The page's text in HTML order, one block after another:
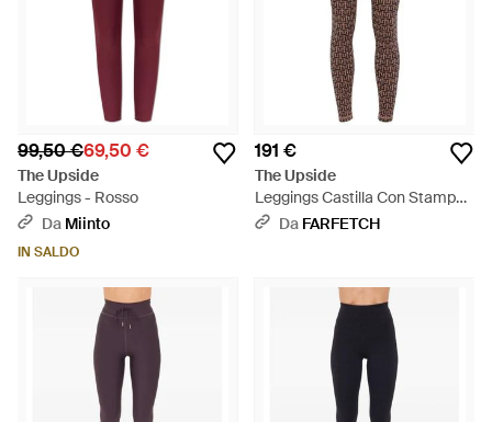
99,50 €69,50 €
The Upside
Leggings - Rosso
Da Miinto
IN SALDO
191 €
The Upside
Leggings Castilla Con Stampa -
Marrone
Da FARFETCH